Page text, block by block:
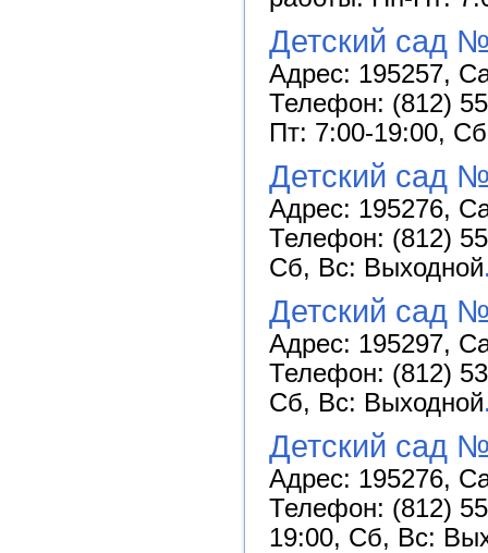
Детский сад
Адрес: 195257,
Телефон: (812)
Пт: 7:00-19:00,
Детский сад
Адрес: 195276,
Телефон: (812)
Сб, Вс: Выходной
Детский сад
Адрес: 195297,
Телефон: (812)
Сб, Вс: Выходной
Детский сад
Адрес: 195276,
Телефон: (812)
19:00, Сб, Вс: